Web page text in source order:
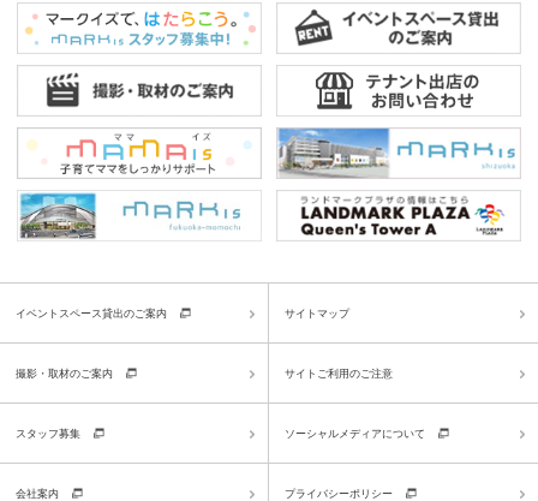
イベントスペース貸出のご案内
撮影・取材のご案内
スタッフ募集
会社案内
サイトマップ
サイトご利用のご注意
ソーシャルメディアについて
プライバシーポリシー